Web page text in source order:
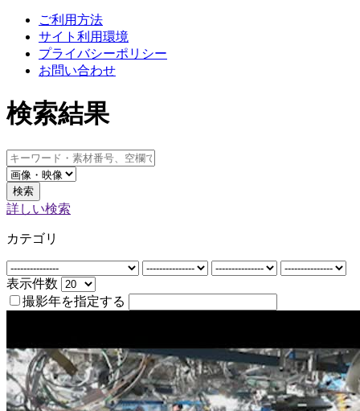
ご利用方法
サイト利用環境
プライバシーポリシー
お問い合わせ
検索結果
検索
詳しい検索
カテゴリ
表示件数
撮影年を指定する